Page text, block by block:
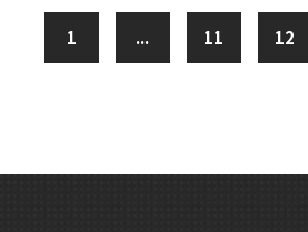
1 ... 11 12